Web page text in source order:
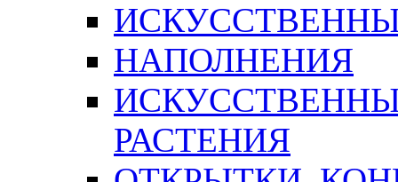
НАПОЛНЕНИЯ
РАСТЕНИЯ